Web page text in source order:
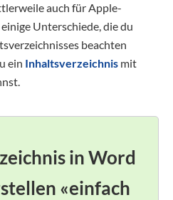
auch für Apple-
Unterschiede, die du
beachten
ein Inhaltsverzeichnis mit
in Word
«einfach